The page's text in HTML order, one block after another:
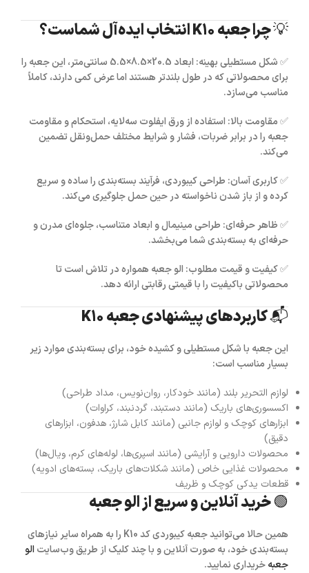
💡 چرا جعبه K10 انتخاب ایده‌آل شماست؟
✅شکل مستطیلی بهینه:
ابعاد 20.5×8.5×5.5 سانتی‌متر، این جعبه را
برای محصولاتی که در طول بلندتر هستند اما عرض کمی دارند، کاملاً
مناسب می‌سازد.
✅مقاومت بالا: استفاده از ورق ایفلوت سه‌لایه، استحکام و مقاومت
جعبه را در برابر ضربات، فشار و شرایط مختلف حمل‌ونقل تضمین
می‌کند.
✅کاربری آسان: طراحی کیبوردی، فرآیند بسته‌بندی را ساده و سریع
کرده و از باز شدن ناخواسته در حین حمل جلوگیری می‌کند.
✅ظاهر حرفه‌ای: طراحی مینیمال و ابعاد متناسب، جلوه‌ای مدرن و
حرفه‌ای به بسته‌بندی شما می‌بخشد.
✅کیفیت و قیمت مطلوب: الو جعبه همواره در تلاش است تا
محصولاتی باکیفیت را با قیمتی رقابتی ارائه دهد.
📬 کاربردهای پیشنهادی جعبه K10
این جعبه با شکل مستطیلی و کشیده خود، برای بسته‌بندی موارد زیر
بسیار مناسب است:
لوازم التحریر بلند (مانند خودکار، روان‌نویس، مداد طراحی)
اکسسوری‌های باریک (مانند دستبند، گردنبند، کراوات)
ابزارهای کوچک و لوازم جانبی (مانند کابل شارژ، هدفون، ابزارهای
دقیق)
محصولات دارویی و آرایشی (مانند اسپری‌ها، لوله‌های کرم، ویال‌ها)
محصولات غذایی خاص (مانند شکلات‌های باریک، بسته‌های ادویه)
قطعات یدکی کوچک و ظریف
🟢 خرید آنلاین و سریع از الو جعبه
همین حالا می‌توانیدجعبه کیبوردی کد K10
را به همراه سایر نیازهای
بسته‌بندی خود، به صورت آنلاین و با چند کلیک از طریق وب‌سایتالو
جعبهخریداری نمایید.